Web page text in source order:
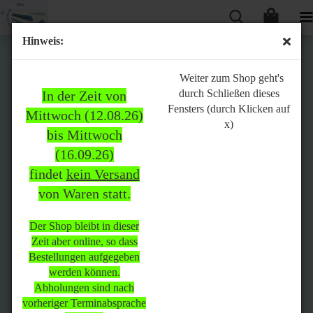
Hinweis:
In der Zeit von
Mittwoch (12.08.26)
bis Mittwoch
(16.09.26)
findet kein Versand
von Waren statt.
Der Shop bleibt in dieser
Zeit aber online, so dass
Bestellungen aufgegeben
werden können.
Abholungen sind nach
vorheriger Terminabsprache
Weiter zum Shop geht's
durch Schließen dieses
Fensters (durch Klicken auf
x)
Bitte
beachten:
In der Zeit von Mittwoch
(12.08.26) bis Mittwoch
(16.09.26)
statt.
Der Shop bleibt in dieser Zeit
aber online, so dass
Bestellungen aufgegeben
werden können.